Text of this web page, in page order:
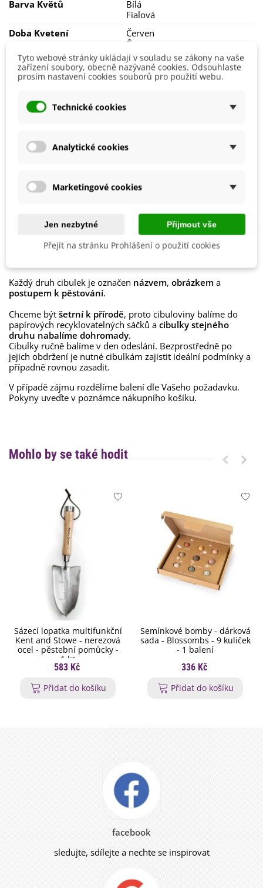
Kosatcemilují slunce , proto jim vybereme
v závětří. Důležitá je
dobřepropustná a výživná půda.
Rostliny
pravidelně zaléváme a nepřemokřujeme
aby neuhnily kořeny. Kosatce můžete
také přihnojovat kompostemči fosforečnými hnojivy.
můžetenechat v půdě.Po 3 letech
doporučujeme hlízy
vyjmout z půdy
Barva Květů
Bílá
Fialová
Doba Kvetení
Červen
Červenec
Květen
Výsadba
Duben
Květen
Mrazuvzdornost
Druhy Kosatce
Jaro
Každý druh cibulek je označen názvem, obrázkem a
postupem k pěstování.
Chceme být šetrní k přírodě, proto cibuloviny balíme do
papírových recyklovatelných sáčků a cibulky stejného
druhu nabalíme dohromady.
Cibulky ručně balíme v den odeslání. Bezprostředně po
jejich obdržení je nutné cibulkám zajistit ideální podmínky a
případně rovnou zasadit.
V případě zájmu rozdělíme balení dle Vašeho požadavku.
Pokyny uveďte v poznámce nákupního košíku.
Mohlo by se také hodit
Sázecí lopatka multifunkční
Kent and Stowe - nerezová
ocel - pěstební pomůcky -
1 ks
583 Kč
Přidat do košíku
Semínkové bomby - dárková
sada - Blossombs - 9 kuliček
- 1 balení
336 Kč
Přidat do košíku
facebook
sledujte, sdílejte a nechte se inspirovat
Tyto webové stránky ukládají v souladu se zákony na vaše
zařízení soubory, obecně nazývané cookies. Odsouhlaste
prosím nastavení cookies souborů pro použití webu.
Technické cookies
Analytické cookies
Marketingové cookies
Jen nezbytné Přijmout vše
Přejít na stránku Prohlášení o použití cookies